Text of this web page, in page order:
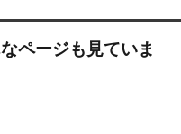
ページも見ていま